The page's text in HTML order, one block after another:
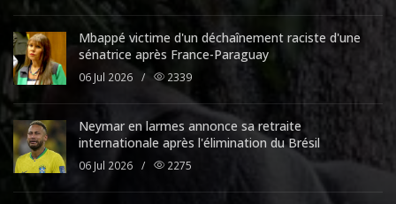
Mbappé victime d'un déchaînement raciste d'une
sénatrice après France-Paraguay
06 Jul 2026 / 2339
Neymar en larmes annonce sa retraite
internationale après l'élimination du Brésil
06 Jul 2026 / 2275